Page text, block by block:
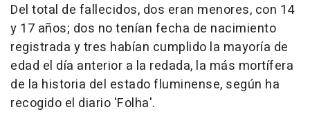
Del total de fallecidos, dos eran menores, con 14
y 17 años; dos no tenían fecha de nacimiento
registrada y tres habían cumplido la mayoría de
edad el día anterior a la redada, la más mortífera
de la historia del estado fluminense, según ha
recogido el diario 'Folha'.